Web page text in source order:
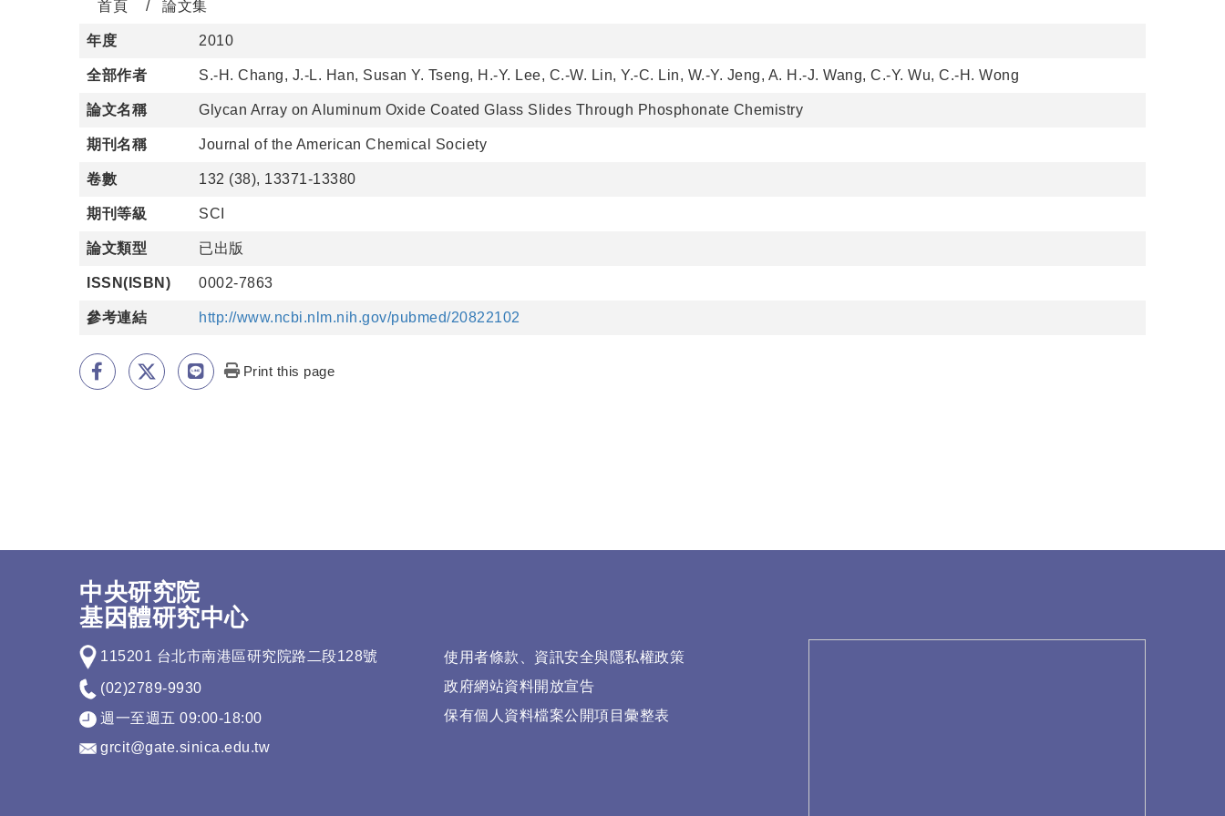
首頁 論文集
年度 2010
全部作者 S.-H. Chang, J.-L. Han, Susan Y. Tseng, H.-Y. Lee, C.-W. Lin, Y.-C. Lin, W.-Y. Jeng, A. H.-J. Wang, C.-Y. Wu, C.-H. Wong
論文名稱 Glycan Array on Aluminum Oxide Coated Glass Slides Through Phosphonate Chemistry
期刊名稱 Journal of the American Chemical Society
卷數 132 (38), 13371-13380
期刊等級 SCI
論文類型 已出版
ISSN(ISBN) 0002-7863
參考連結 http://www.ncbi.nlm.nih.gov/pubmed/20822102
Print this page
中央研究院
基因體研究中心
115201 台北市南港區研究院路二段128號
(02)2789-9930
週一至週五 09:00-18:00
grcit@gate.sinica.edu.tw
使用者條款、資訊安全與隱私權政策
政府網站資料開放宣告
保有個人資料檔案公開項目彙整表